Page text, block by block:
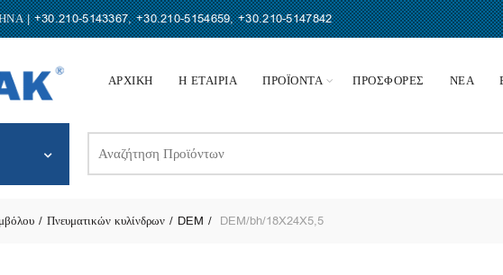
|+30.210-5143367,+30.210-5154659,+30.210-5147842
ΑΡΧΙΚΗ Η ΕΤΑΙΡΙΑ ΠΡΟΪΟΝΤΑ ΠΡΟΣΦΟΡΕΣ ΝΕΑ
for:
Πνευματικών κυλίνδρων DEM DEM/bh/18X24X5,5